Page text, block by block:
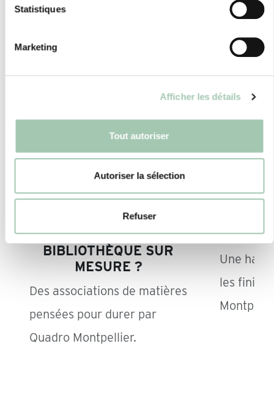
Statistiques
Marketing
Afficher les détails
Tout autoriser
Autoriser la sélection
Refuser
QUELS COLORIS
UTILISER POUR UNE
BIBLIOTHÈQUE SUR
MESURE ?
Des associations de matières
pensées pour durer par
Quadro Montpellier.
Une
les